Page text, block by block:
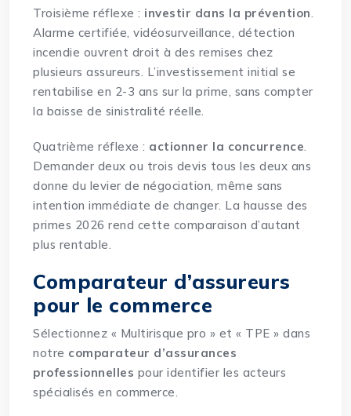
Troisième réflexe : investir dans la prévention.
Alarme certifiée, vidéosurveillance, détection
incendie ouvrent droit à des remises chez
plusieurs assureurs. L’investissement initial se
rentabilise en 2-3 ans sur la prime, sans compter
la baisse de sinistralité réelle.
Quatrième réflexe : actionner la concurrence.
Demander deux ou trois devis tous les deux ans
donne du levier de négociation, même sans
intention immédiate de changer. La hausse des
primes 2026 rend cette comparaison d’autant
plus rentable.
Comparateur d’assureurs
pour le commerce
Sélectionnez « Multirisque pro » et « TPE » dans
notre comparateur d’assurances
professionnelles pour identifier les acteurs
spécialisés en commerce.